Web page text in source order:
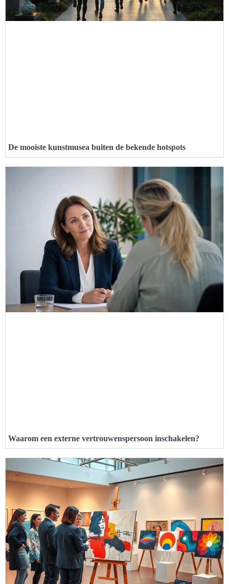
De mooiste kunstmusea buiten de bekende hotspots
Waarom een externe vertrouwenspersoon inschakelen?